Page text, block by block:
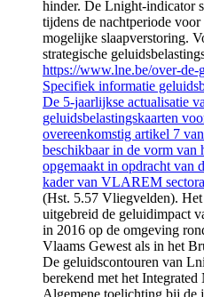
hinder. De Lnight-indicator
tijdens de nachtperiode
mogelijke slaapverstoring.
strategische
https://www.lne.be/over-de-
Specifiek informatie
De 5-jaarlijkse actualisatie
geluidsbelastingskaarten
overeenkomstig artikel 7
beschikbaar in de vorm van
opgemaakt in opdracht van
kader van VLAREM
(Hst. 5.57 Vliegvelden).
uitgebreid de geluidimpact
in 2016 op de omgeving
Vlaams Gewest als in het
De geluidscontouren van
berekend met het